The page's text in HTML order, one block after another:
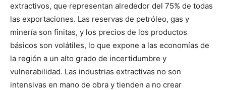
extractivos, que representan alrededor del 75% de todas
las exportaciones. Las reservas de petróleo, gas y
minería son finitas, y los precios de los productos
básicos son volátiles, lo que expone a las economías de
la región a un alto grado de incertidumbre y
vulnerabilidad. Las industrias extractivas no son
intensivas en mano de obra y tienden a no crear